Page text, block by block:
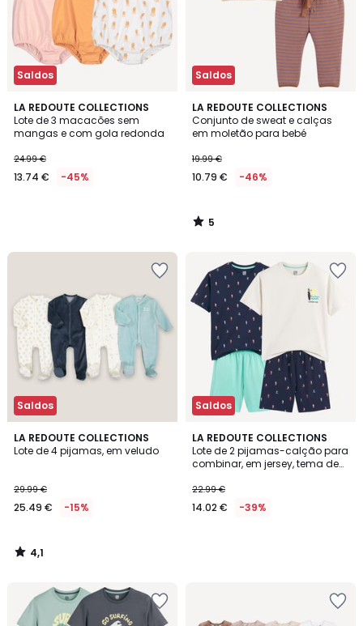
Saldos
LA REDOUTE COLLECTIONS
Lote de 3 macacões sem
mangas e com gola redonda
24.99 €
13.74 € -45%
Saldos
LA REDOUTE COLLECTIONS
Conjunto de sweat e calças
em moletão para bebé
19.99 €
10.79 € -46%
5
/
5
5
/
Saldos
LA REDOUTE COLLECTIONS
Lote de 4 pijamas, em veludo
29.99 €
25.49 € -15%
4,1
/ 5
4,1
/
Saldos
LA REDOUTE COLLECTIONS
Lote de 2 pijamas-calção para
combinar, em jersey, tema de
22.99 €
14.02 € -39%